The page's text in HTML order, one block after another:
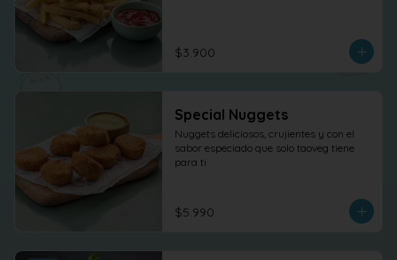
$3.900
Special Nuggets
Nuggets deliciosos, crujientes y con el
sabor especiado que solo taoveg tiene
para ti
$5.990